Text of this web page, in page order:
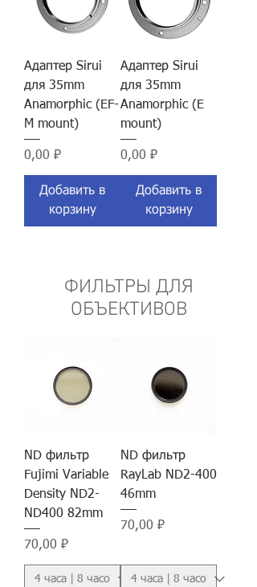
Адаптер Sirui
для 35mm
Anamorphic (EF-
M mount)
Цена
0,00 ₽
Добавить в
корзину
Адаптер Sirui
для 35mm
Anamorphic (E
mount)
Цена
0,00 ₽
Добавить в
корзину
ФИЛЬТРЫ ДЛЯ
ОБЪЕКТИВОВ
ND фильтр
Fujimi Variable
Density ND2-
ND400 82mm
Цена
70,00 ₽
ND фильтр
RayLab ND2-400
46mm
Цена
70,00 ₽